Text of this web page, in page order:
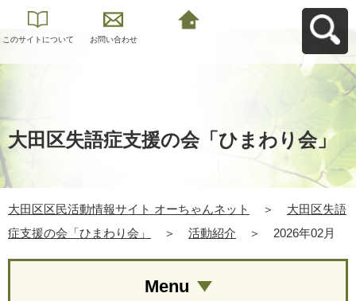
このサイトについて お問い合わせ
大田区失語症支援の会「ひまわり会」
大田区区民活動情報サイト オーちゃんネット ＞
大田区失語
症支援の会「ひまわり会」
＞ 活動紹介 ＞ 2026年02月
Menu